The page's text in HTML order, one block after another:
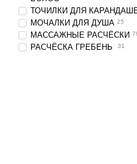
ТОЧИЛКИ ДЛЯ
МОЧАЛКИ ДЛЯ ДУША 25
МАССАЖНЫЕ РАСЧËСКИ
РАСЧËСКА ГРЕБЕНЬ 31